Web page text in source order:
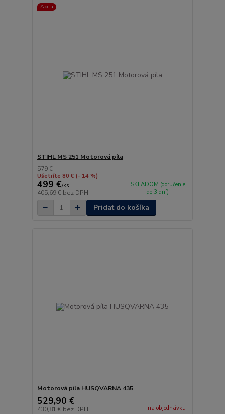
Akcia
STIHL MS 251 Motorová píla
579 €
Ušetríte 80 € (- 14 %)
499 €/ks
405,69 € bez DPH
SKLADOM (doručenie
do 3 dní)
Pridať do košíka
Motorová píla HUSQVARNA 435
529,90 €
430,81 € bez DPH na objednávku